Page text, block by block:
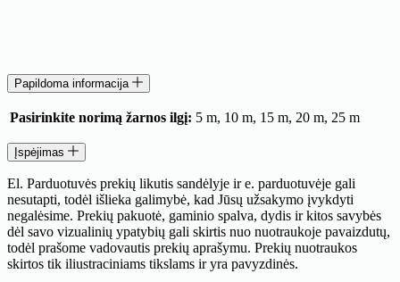
Papildoma informacija
Pasirinkite norimą žarnos ilgį: 5 m, 10 m, 15 m, 20 m, 25 m
Įspėjimas
El. Parduotuvės prekių likutis sandėlyje ir e. parduotuvėje gali
nesutapti, todėl išlieka galimybė, kad Jūsų užsakymo įvykdyti
negalėsime. Prekių pakuotė, gaminio spalva, dydis ir kitos savybės
dėl savo vizualinių ypatybių gali skirtis nuo nuotraukoje pavaizdutų,
todėl prašome vadovautis prekių aprašymu. Prekių nuotraukos
skirtos tik iliustraciniams tikslams ir yra pavyzdinės.